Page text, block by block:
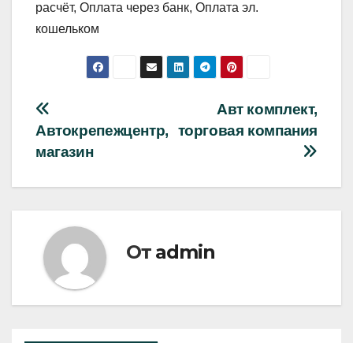
расчёт, Оплата через банк, Оплата эл.
кошельком
Навигация
по
записям
Авт комплект,
торговая компания
Автокрепежцентр,
магазин
От admin